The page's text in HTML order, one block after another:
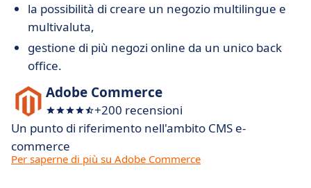
la possibilità di creare un negozio multilingue e
multivaluta,
gestione di più negozi online da un unico back
office.
Adobe Commerce
+200 recensioni
Un punto di riferimento nell'ambito CMS e-
commerce
Per saperne di più su Adobe Commerce